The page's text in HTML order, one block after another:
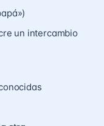
un intercambio